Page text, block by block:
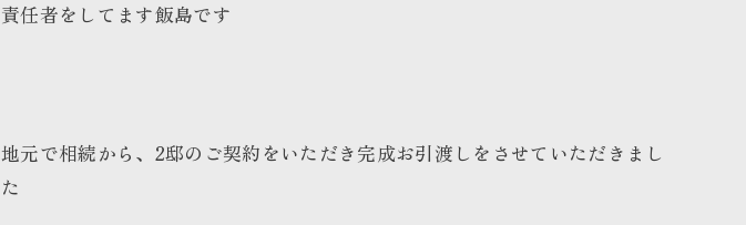
責任者をしてます飯島です
地元で相続から、2邸のご契約をいただき完成お引渡しをさせていただきまし
た